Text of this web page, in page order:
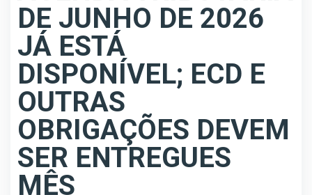
DE JUNHO DE 2026
JÁ ESTÁ
DISPONÍVEL; ECD E
OUTRAS
OBRIGAÇÕES DEVEM
SER ENTREGUES
MÊS